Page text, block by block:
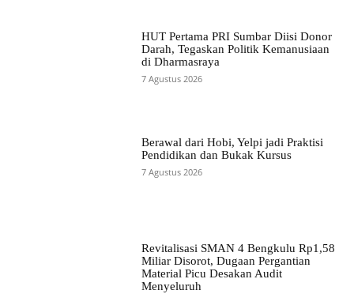
HUT Pertama PRI Sumbar Diisi Donor
Darah, Tegaskan Politik Kemanusiaan
di Dharmasraya
7 Agustus 2026
Berawal dari Hobi, Yelpi jadi Praktisi
Pendidikan dan Bukak Kursus
7 Agustus 2026
Revitalisasi SMAN 4 Bengkulu Rp1,58
Miliar Disorot, Dugaan Pergantian
Material Picu Desakan Audit
Menyeluruh